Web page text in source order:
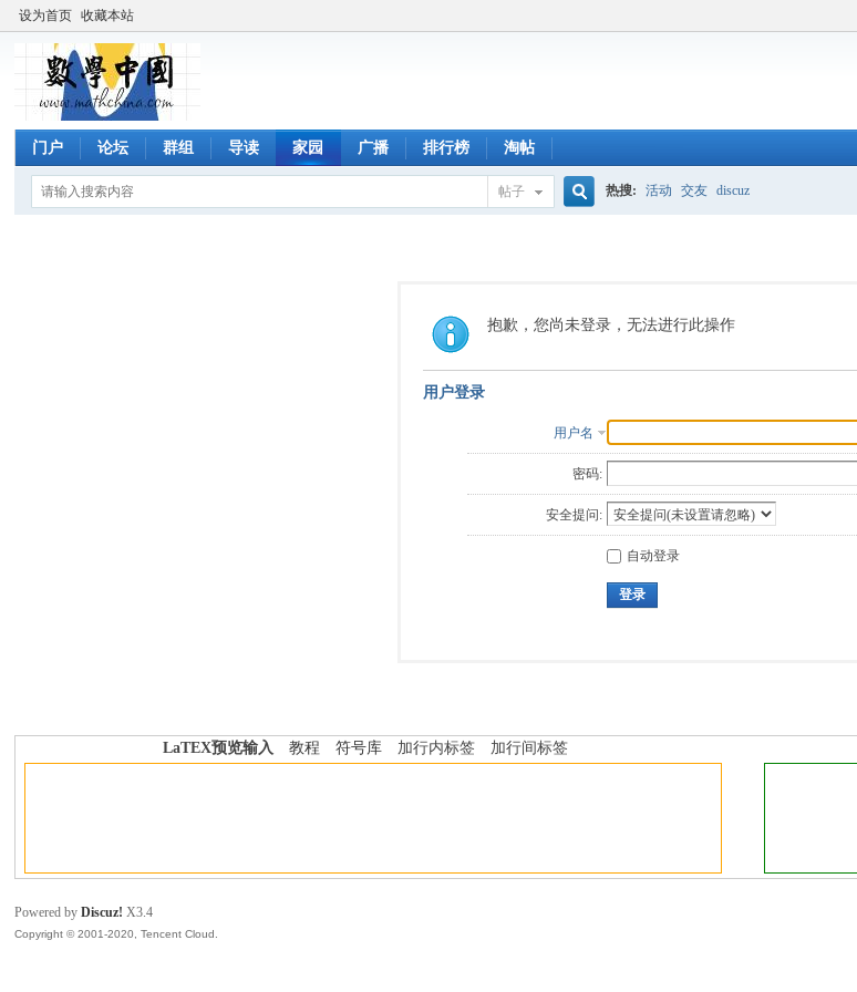
设为首页 收藏本站
门户 论坛 群组 导读 家园 广播 排行榜 淘帖
帖子
索
热搜: 活动 交友 discuz
抱歉，您尚未登录，无法进行此操作
用户登录
用户名
密码:
安全提问:
自动登录
登录
LaTEX预览输入 教程 符号库 加行内标签 加行间标签
Powered byDiscuz! X3.4
Copyright © 2001-2020, Tencent Cloud.